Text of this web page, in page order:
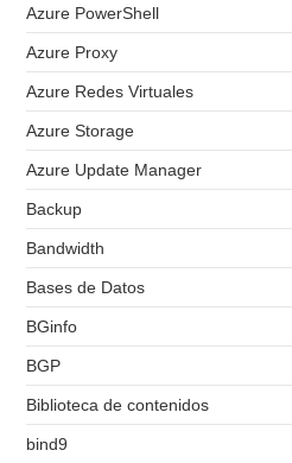
Azure PowerShell
Azure Proxy
Azure Redes Virtuales
Azure Storage
Azure Update Manager
Backup
Bandwidth
Bases de Datos
BGinfo
BGP
Biblioteca de contenidos
bind9